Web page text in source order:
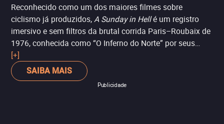
Reconhecido como um dos maiores filmes sobre
ciclismo já produzidos,A Sunday in Hellé um registro
imersivo e sem filtros da brutal corrida Paris–Roubaix de
1976, conhecida como “O Inferno do Norte” por seus
trechos de paralelepípedo e condições implacáveis.
Dirigido pelo cineasta dinamarquês Jørgen Leth, o
documentário captura cada detalhe da competição: das
[+]
SAIBA MAIS
Publicidade